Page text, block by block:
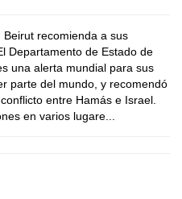
recomienda a sus
Departamento de Estado de
una alerta mundial para sus
parte del mundo, y recomendó
entre Hamás e Israel.
en varios lugare...